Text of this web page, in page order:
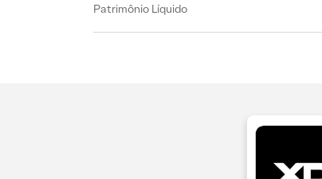
Patrimônio Líquido